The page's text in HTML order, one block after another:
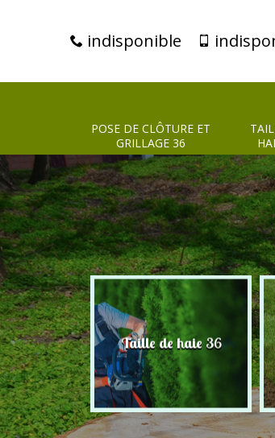
indisponible
POSE DE CLÔTURE ET
GRILLAGE 36
et
36 Taille de haie 36